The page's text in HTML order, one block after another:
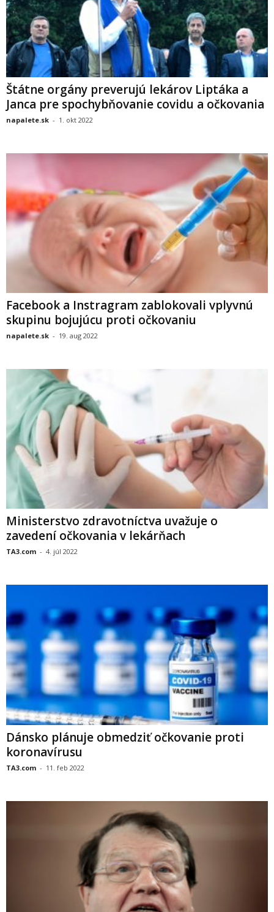
Štátne orgány preverujú lekárov Liptáka a
Janca pre spochybňovanie covidu a očkovania
napalete.sk - 1. okt 2022
Facebook a Instragram zablokovali vplyvnú
skupinu bojujúcu proti očkovaniu
napalete.sk - 19. aug 2022
Ministerstvo zdravotníctva uvažuje o
zavedení očkovania v lekárňach
TA3.com - 4. júl 2022
Dánsko plánuje obmedziť očkovanie proti
koronavírusu
TA3.com - 11. feb 2022